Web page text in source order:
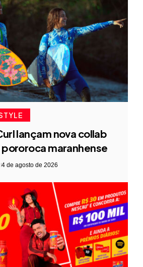
lançam nova collab
maranhense
4 de agosto de 2026